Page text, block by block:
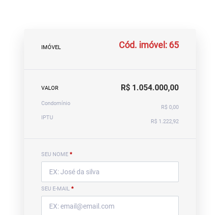
IMÓVEL Cód. imóvel: 65
VALOR R$ 1.054.000,00
Condomínio
R$ 0,00
IPTU
R$ 1.222,92
SEU NOME *
SEU E-MAIL *